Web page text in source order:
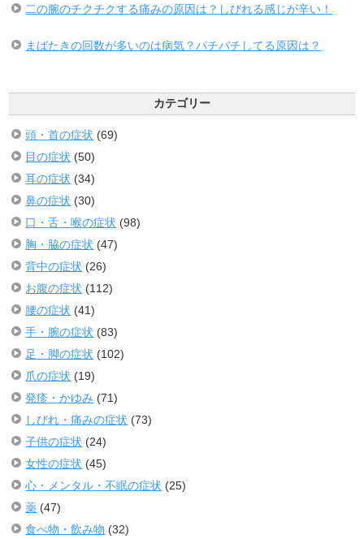
二の腕のチクチクする痛みの原因は？しびれる感じが辛い！
まばたきの回数が多いのは病気？パチパチしてる原因は？
カテゴリー
頭・首の症状 (69)
目の症状 (50)
耳の症状 (34)
鼻の症状 (30)
口・舌・喉の症状 (98)
胸・脇の症状 (47)
背中の症状 (26)
お腹の症状 (112)
腰の症状 (41)
手・腕の症状 (83)
足・脚の症状 (102)
爪の症状 (19)
発疹・かゆみ (71)
しびれ・痛みの症状 (73)
子供の症状 (24)
女性の症状 (45)
心・メンタル・不眠の症状 (25)
薬 (47)
食べ物・飲み物 (32)